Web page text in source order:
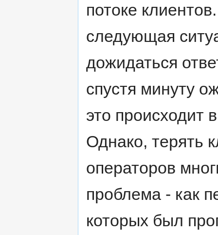
потоке
следующая
дожидаться
спустя минуту
это происходит
Однако, терять
операторов
проблема - как
которых был